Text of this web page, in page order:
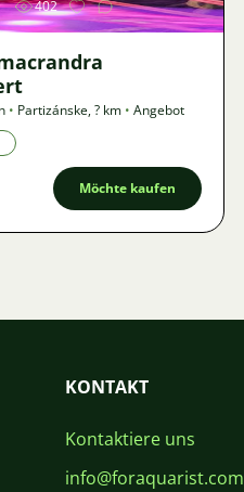
402
• Partizánske,? km • Angebot
Möchte kaufen
KONTAKT
Kontaktiere uns
info@foraquarist.com